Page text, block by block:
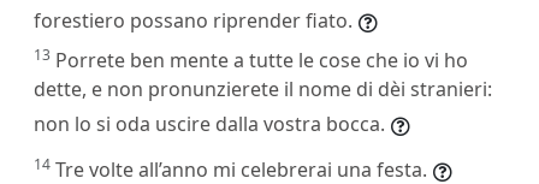
forestiero possano riprender fiato.
13 Porrete ben mente a tutte le cose che io vi ho
dette, e non pronunzierete il nome di dèi stranieri:
non lo si oda uscire dalla vostra bocca.
14 Tre volte all’anno mi celebrerai una festa.